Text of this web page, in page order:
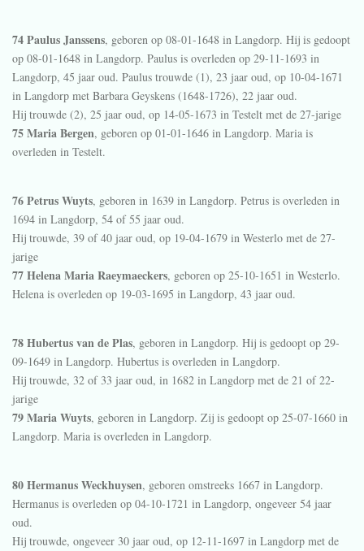
74 Paulus Janssens, geboren op 08-01-1648 in Langdorp. Hij is gedoopt
op 08-01-1648 in Langdorp. Paulus is overleden op 29-11-1693 in
Langdorp, 45 jaar oud. Paulus trouwde (1), 23 jaar oud, op 10-04-1671
in Langdorp met Barbara Geyskens (1648-1726), 22 jaar oud.
Hij trouwde (2), 25 jaar oud, op 14-05-1673 in Testelt met de 27-jarige
75 Maria Bergen, geboren op 01-01-1646 in Langdorp. Maria is
overleden in Testelt.
76 Petrus Wuyts, geboren in 1639 in Langdorp. Petrus is overleden in
1694 in Langdorp, 54 of 55 jaar oud.
Hij trouwde, 39 of 40 jaar oud, op 19-04-1679 in Westerlo met de 27-
jarige
77 Helena Maria Raeymaeckers, geboren op 25-10-1651 in Westerlo.
Helena is overleden op 19-03-1695 in Langdorp, 43 jaar oud.
78 Hubertus van de Plas, geboren in Langdorp. Hij is gedoopt op 29-
09-1649 in Langdorp. Hubertus is overleden in Langdorp.
Hij trouwde, 32 of 33 jaar oud, in 1682 in Langdorp met de 21 of 22-
jarige
79 Maria Wuyts, geboren in Langdorp. Zij is gedoopt op 25-07-1660 in
Langdorp. Maria is overleden in Langdorp.
80 Hermanus Weckhuysen, geboren omstreeks 1667 in Langdorp.
Hermanus is overleden op 04-10-1721 in Langdorp, ongeveer 54 jaar
oud.
Hij trouwde, ongeveer 30 jaar oud, op 12-11-1697 in Langdorp met de